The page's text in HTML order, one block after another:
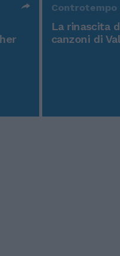
Controtempo
La rinascita
canzoni di